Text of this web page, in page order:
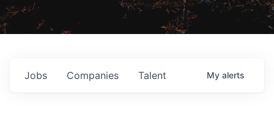
Jobs Companies Talent My alerts